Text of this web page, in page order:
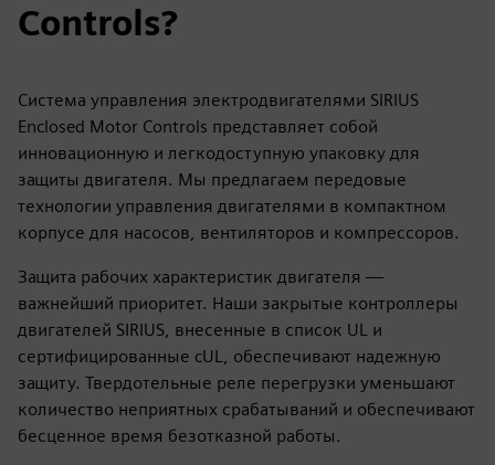
Controls?
Система управления электродвигателями SIRIUS
Enclosed Motor Controls представляет собой
инновационную и легкодоступную упаковку для
защиты двигателя. Мы предлагаем передовые
технологии управления двигателями в компактном
корпусе для насосов, вентиляторов и компрессоров.
Защита рабочих характеристик двигателя —
важнейший приоритет. Наши закрытые контроллеры
двигателей SIRIUS, внесенные в список UL и
сертифицированные cUL, обеспечивают надежную
защиту. Твердотельные реле перегрузки уменьшают
количество неприятных срабатываний и обеспечивают
бесценное время безотказной работы.